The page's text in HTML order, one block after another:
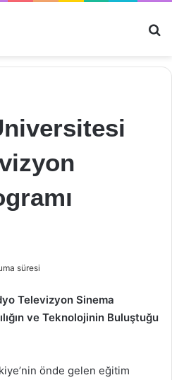
süresi
Televizyon Sinema
ve Teknolojinin Buluştuğu
önde gelen eğitim